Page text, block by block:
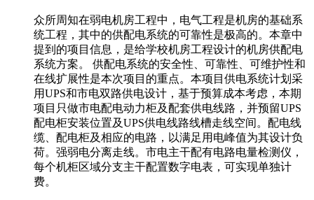
众所周知在弱电机房工程中，电气工程是机房的基础系
统工程，其中的供配电系统的可靠性是极高的。本章中
提到的项目信息，是给学校机房工程设计的机房供配电
系统方案。 供配电系统的安全性、可靠性、可维护性和
在线扩展性是本次项目的重点。本项目供电系统计划采
用UPS和市电双路供电设计，基于预算成本考虑，本期
项目只做市电配电动力柜及配套供电线路，并预留UPS
配电柜安装位置及UPS供电线路线槽走线空间。配电线
缆、配电柜及相应的电路，以满足用电峰值为其设计负
荷。强弱电分离走线。市电主干配有电路电量检测仪，
每个机柜区域分支主干配置数字电表，可实现单独计
费。